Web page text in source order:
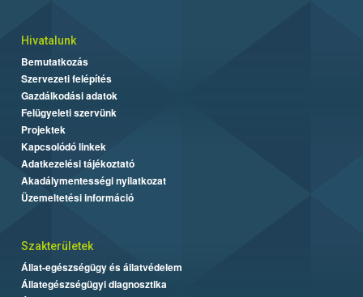
Hivatalunk
Bemutatkozás
Szervezeti felépítés
Gazdálkodási adatok
Felügyeleti szervünk
Projektek
Kapcsolódó linkek
Adatkezelési tájékoztató
Akadálymentességi nyilatkozat
Üzemeltetési információ
Szakterületek
Állat-egészségügy és állatvédelem
Állategészségügyi diagnosztika